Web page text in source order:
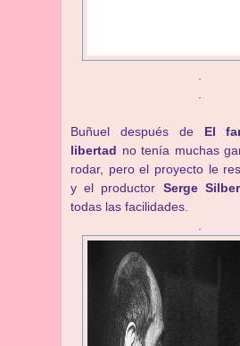
Buñuel después de El
libertad no tenía muchas
rodar, pero el proyecto le
y el productor Serge
todas las facilidades.